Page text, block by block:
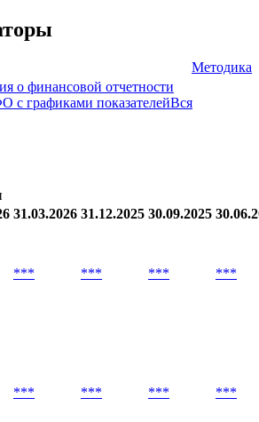
Методика
о финансовой отчетности
с графиками показателейВся
31.03.2026 31.12.2025 30.09.2025
*** *** *** ***
*** *** *** ***